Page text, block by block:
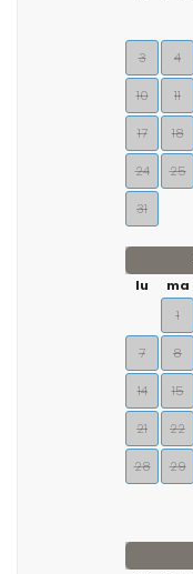
3 4
10 11
17 18
24 25
31
lu
ma
1
7 8
14 15
21 22
28 29